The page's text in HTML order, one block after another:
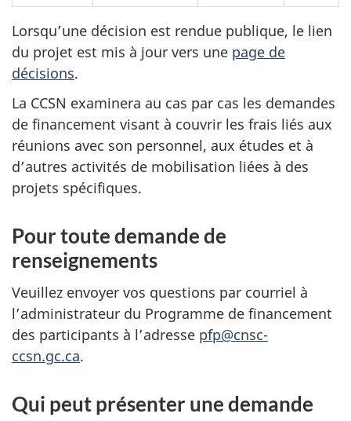
Lorsqu’une décision est rendue publique, le lien
du projet est mis à jour vers une page de
décisions.
La CCSN examinera au cas par cas les demandes
de financement visant à couvrir les frais liés aux
réunions avec son personnel, aux études et à
d’autres activités de mobilisation liées à des
projets spécifiques.
Pour toute demande de
renseignements
Veuillez envoyer vos questions par courriel à
l’administrateur du Programme de financement
des participants à l’adresse pfp@cnsc-
ccsn.gc.ca.
Qui peut présenter une demande